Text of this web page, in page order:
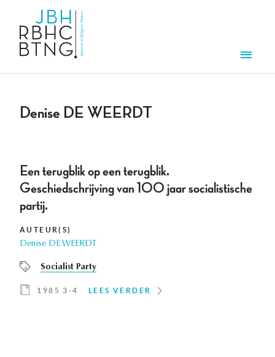
Denise DE WEERDT
Een terugblik op een terugblik.
Geschiedschrijving van 100 jaar socialistische
partij.
AUTEUR(S)
Denise DE WEERDT
Socialist Party
1985 3-4 LEES VERDER